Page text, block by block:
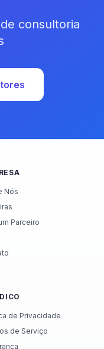
consultoria
Nós
Parceiro
de Privacidade
de Serviço